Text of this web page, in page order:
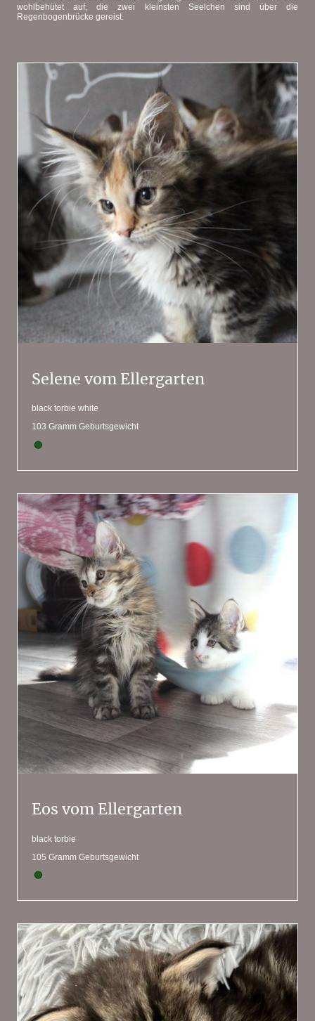
wohlbehütet auf, die zwei kleinsten Seelchen sind über die
Regenbogenbrücke gereist.
Selene vom Ellergarten
black torbie white
103 Gramm Geburtsgewicht
🔴
Eos vom Ellergarten
black torbie
105 Gramm Geburtsgewicht
🔴